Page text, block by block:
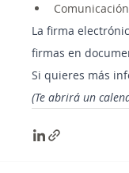
La firma
firmas en
Si quieres más
(Te abrirá un